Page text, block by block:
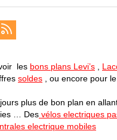
les bons plans Levi’s
soldes , ou encore pour le
plus de bon plan en
… Des vélos electriques
electrique mobiles